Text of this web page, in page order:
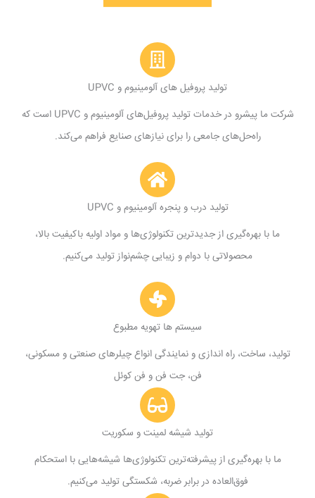
تولید پروفیل های آلومینیوم و UPVC
شرکت ما پیشرو در خدمات تولید پروفیل‌های آلومینیوم و UPVC است که
راه‌حل‌های جامعی را برای نیازهای صنایع فراهم می‌کند.
تولید درب و پنجره آلومینیوم و UPVC
ما با بهره‌گیری از جدیدترین تکنولوژی‌ها و مواد اولیه باکیفیت بالا،
محصولاتی با دوام و زیبایی چشم‌نواز تولید می‌کنیم.
سیستم ها تهویه مطبوع
تولید، ساخت، راه اندازی و نمایندگی انواع چیلرهای صنعتی و مسکونی،
فن، جت فن و فن کوئل
تولید شیشه لمینت و سکوریت
ما با بهره‌گیری از پیشرفته‌ترین تکنولوژی‌ها شیشه‌هایی با استحکام
فوق‌العاده در برابر ضربه، شکستگی تولید می‌کنیم.